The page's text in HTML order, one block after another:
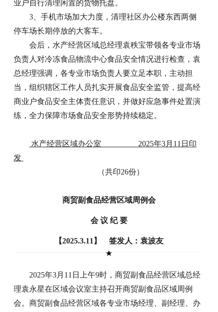
业户自行清理闲置的货物托盘。
3、手机市场加大力度，清理社区办公楼东西两侧
停车场长期停放的大客车。
会后，水产经营区域总经理袁秩宝带领各专业市场
负责人对冷冻食品物流中心食品安全情况进行检查，袁
总经理强调，各专业市场负责人要立足本职，主动担
当，组织辖区工作人员扎实开展食品安全监管，提高经
商业户食品安全主体责任意识，并做好应急事件处置演
练，全力保障市场食品安全形势持续稳定。
水产经营区域办公室 2025年3月11日印
发
（共印26份）
商贸副食品经营区域周例会
会 议 纪 要
【2025.3.11】 签发人：袁波友
2025年3月11日上午9时，商贸副食品经营区域总经
理袁永星在区域会议室主持召开商贸副食品区域周例
会。商贸副食品经营区域各专业市场经理、副经理、办